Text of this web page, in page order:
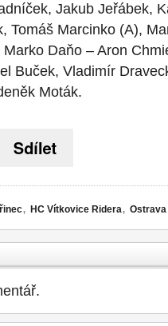
Jakub Jeřábek,
Tomáš Marcinko (A),
Daňo – Aron
Buček, Vladimír
Moták.
, HC Vítkovice Ridera, Ostrava